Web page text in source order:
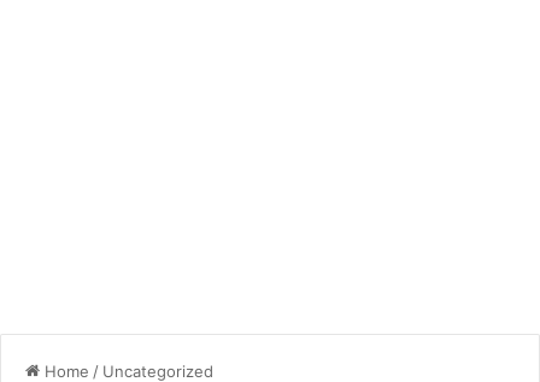
Home / Uncategorized